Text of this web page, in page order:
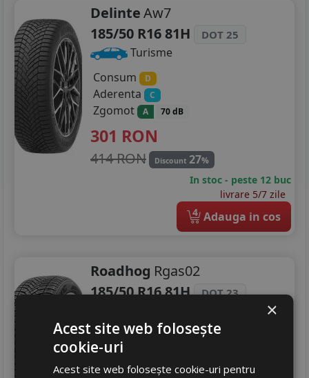
DelinteAw7
185/50 R16 81H
DOT 25
Turisme
Consum
D
Aderenta C
Zgomot A 70 dB
301 RON
414 RON Discount 27%
In stoc - peste 12 buc
livrare 5/7 zile
4 Adauga in cos
Roadhog Rgas02
185/50 R16 81H DOT 23
Consum D
Aderenta
Zgomot A 71 dB
×
Acest site web folosește
cookie-uri
Acest site web folosește cookie-uri pentru